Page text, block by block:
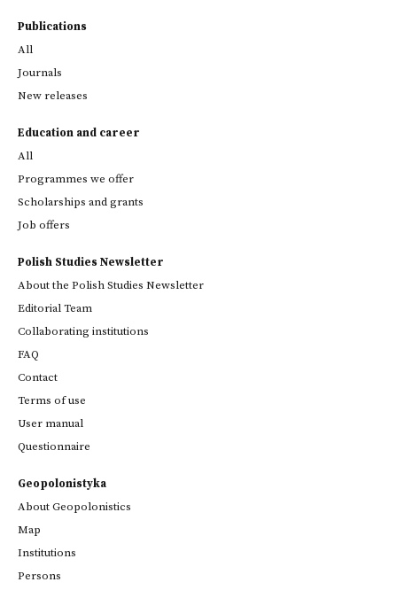
Publications
All
Journals
New releases
Education and career
All
Programmes we offer
Scholarships and grants
Job offers
Polish Studies Newsletter
About the Polish Studies Newsletter
Editorial Team
Collaborating institutions
FAQ
Contact
Terms of use
User manual
Questionnaire
Geopolonistyka
About Geopolonistics
Map
Institutions
Persons